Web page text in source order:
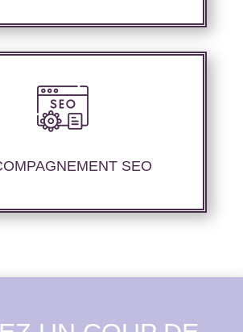
SEO
un suivi et un rapport de
pour vous permettre d’étudier